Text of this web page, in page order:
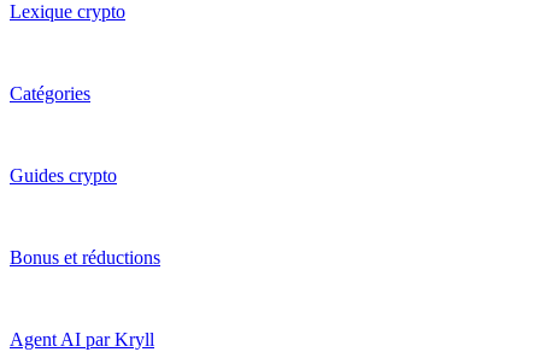
Lexique crypto
Catégories
Guides crypto
Bonus et réductions
Agent AI par Kryll